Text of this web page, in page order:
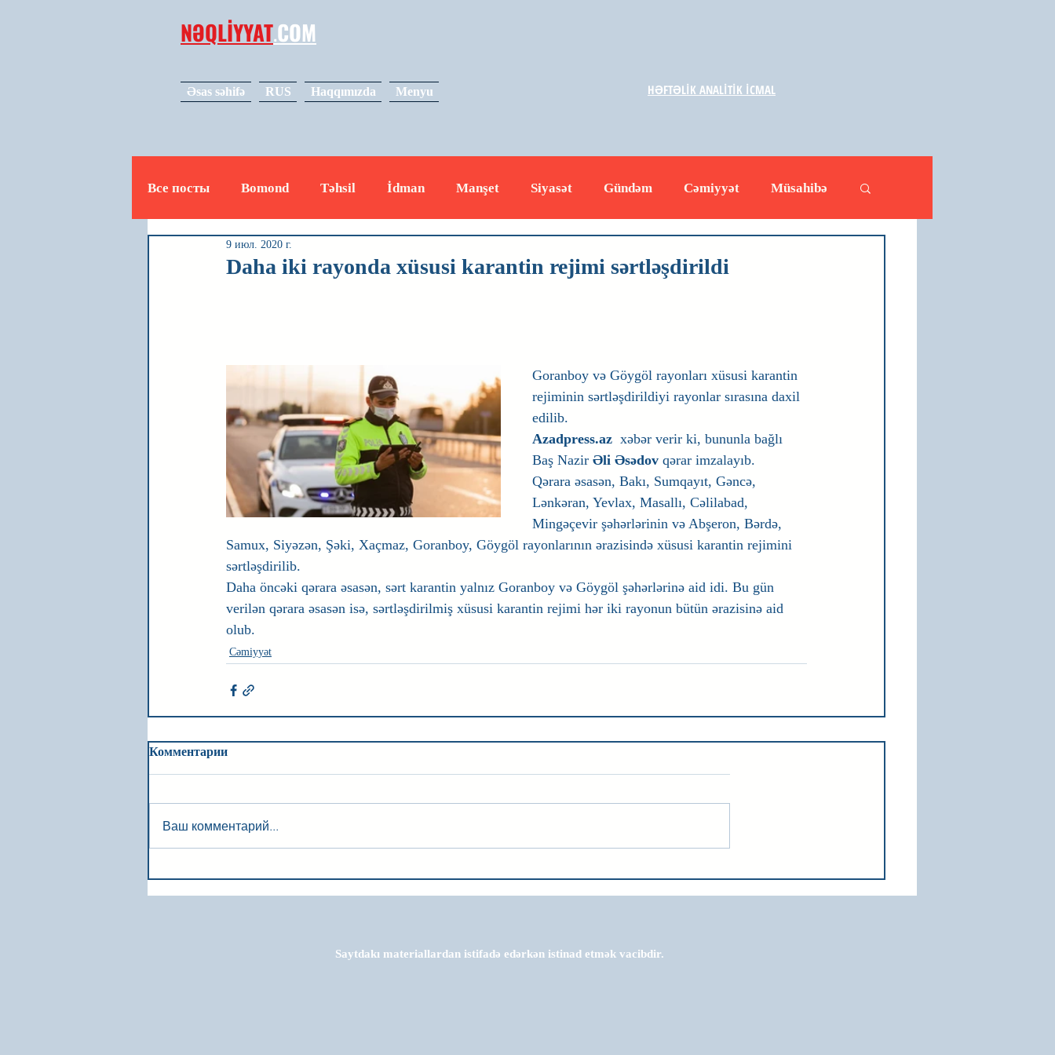
NƏQLİYYAT.COM
Əsas səhifə RUS Haqqımızda Menyu
Все посты Bomond Təhsil İdman Manşet Siyasət Gündəm Cəmiyyət Müsahibə
Video
Daha iki rayonda xüsusi karantin rejimi sərtləşdirildi
9 июл. 2020 г.
Goranboy və Göygöl rayonları xüsusi karantin
rejiminin sərtləşdirildiyi rayonlar sırasına daxil
edilib.
Azadpress.az
  xəbər verir ki, bununla bağlı
Baş Nazir Əli Əsədov qərar imzalayıb.
Qərara əsasən, Bakı, Sumqayıt, Gəncə,
Lənkəran, Yevlax, Masallı, Cəlilabad,
Mingəçevir şəhərlərinin və Abşeron, Bərdə,
Samux, Siyəzən, Şəki, Xaçmaz, Goranboy, Göygöl rayonlarının ərazisində xüsusi karantin rejimini
sərtləşdirilib.
Daha öncəki qərara əsasən, sərt karantin yalnız Goranboy və Göygöl şəhərlərinə aid idi. Bu gün
verilən qərara əsasən isə, sərtləşdirilmiş xüsusi karantin rejimi hər iki rayonun bütün ərazisinə aid
olub.
Cəmiyyət
Комментарии
Ваш комментарий...
HƏFTƏLİK ANALİTİK İCMAL
Saytdakı materiallardan istifadə edərkən istinad etmək vacibdir.